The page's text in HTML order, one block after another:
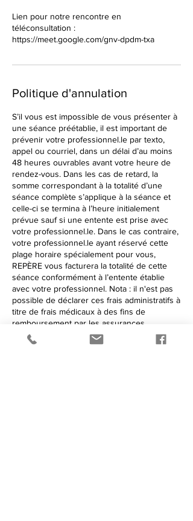
Lien pour notre rencontre en
téléconsultation :
https://meet.google.com/gnv-dpdm-txa
Politique d'annulation
S’il vous est impossible de vous présenter à
une séance préétablie, il est important de
prévenir votre professionnel.le par texto,
appel ou courriel, dans un délai d’au moins
48 heures ouvrables avant votre heure de
rendez-vous. Dans les cas de retard, la
somme correspondant à la totalité d’une
séance complète s’applique à la séance et
celle-ci se termina à l’heure initialement
prévue sauf si une entente est prise avec
votre professionnel.le. Dans le cas contraire,
votre professionnel.le ayant réservé cette
plage horaire spécialement pour vous,
REPÈRE vous facturera la totalité de cette
séance conformément à l’entente établie
avec votre professionnel. Nota : il n'est pas
possible de déclarer ces frais administratifs à
titre de frais médicaux à des fins de
remboursement par les assurances
collectives, ni pour déduction fiscale.